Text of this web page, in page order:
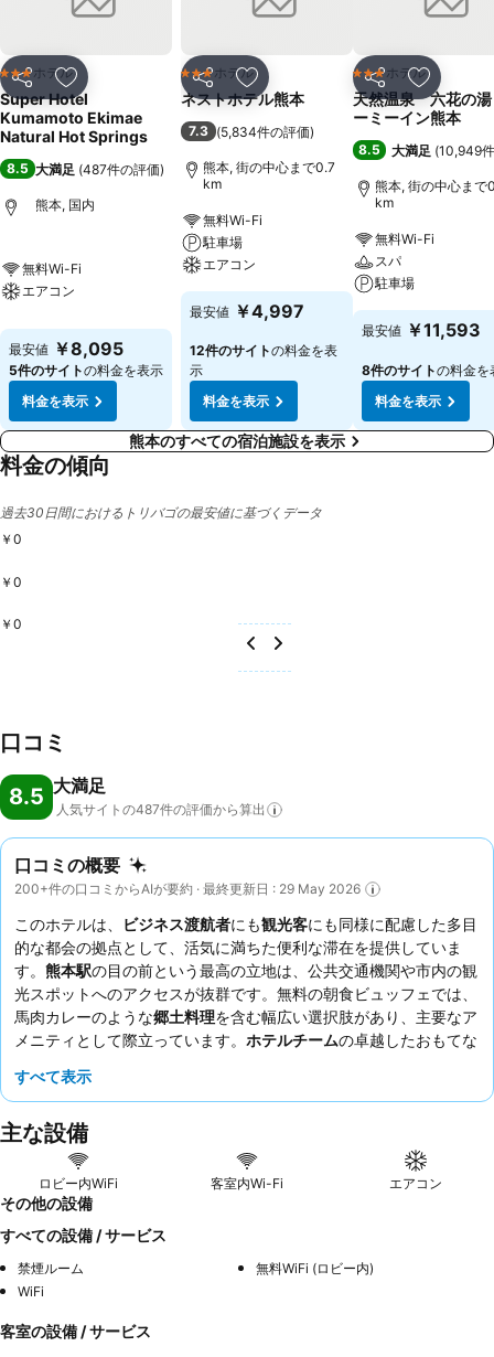
シェア お気に入りに追加
3 ホテルのランク
ホテル
Super Hotel
Kumamoto Ekimae
Natural Hot Springs
8.5 大満足 (487件の評価)
熊本, 国内
無料Wi-Fi
エアコン
最安値 ￥8,095
5件のサイトの料金を表示
料金を表示
シェア お気に入りに追加
3 ホテルのランク
ホテル
ネストホテル熊本
7.3 (5,834件の評価)
熊本, 街の中心まで0.7
km
無料Wi-Fi
駐車場
エアコン
最安値 ￥4,997
12件のサイトの料金を表
示
料金を表示
シェア お気に入
3 ホテルのランク
ホテル
天然温泉 六花の
ーミーイン熊本
8.5 大満足 (10,949
熊本, 街の中心まで
km
無料Wi-Fi
スパ
駐車場
最安値 ￥11,593
8件のサイトの料金を
料金を表示
熊本のすべての宿泊施設を表示
料金の傾向
過去30日間におけるトリバゴの最安値に基づくデータ
￥0
￥0
￥0
口コミ
8.5 大満足
人気サイトの487件の評価から算出
口コミの概要
200+件の口コミからAIが要約 · 最終更新日 : 29 May 2026
このホテルは、 ビジネス渡航者にも観光客にも同様に配慮した多目
的な都会の拠点として、活気に満ちた便利な滞在を提供していま
す。 熊本駅の目の前という最高の立地は、公共交通機関や市内の観
光スポットへのアクセスが抜群です。無料の朝食ビュッフェでは、
馬肉カレーのような郷土料理を含む幅広い選択肢があり、主要なア
メニティとして際立っています。 ホテルチームの卓越したおもてな
ての滞在を快適でストレスのないものにしています。より静かな滞
エストすることをお勧めします。
すべて表示
主な設備
ロビー内WiFi 客室内Wi-Fi エアコン
その他の設備
すべての設備 / サービス
禁煙ルーム
無料WiFi (ロビー内)
WiFi
客室の設備 / サービス